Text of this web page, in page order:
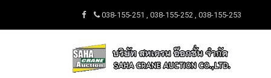
038-155-251 , 038-155-252 , 038-155-253